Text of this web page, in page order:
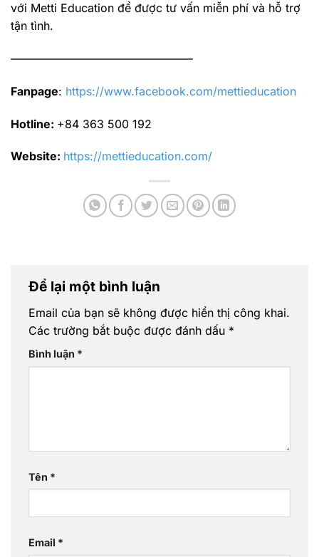
với Metti Education để được tư vấn miễn phí và hỗ trợ
tận tình.
————————————————
Fanpage: https://www.facebook.com/mettieducation
Hotline: +84 363 500 192
Website: https://mettieducation.com/
Để lại một bình luận
Email của bạn sẽ không được hiển thị công khai.
Các trường bắt buộc được đánh dấu *
Bình luận *
Tên *
Email *